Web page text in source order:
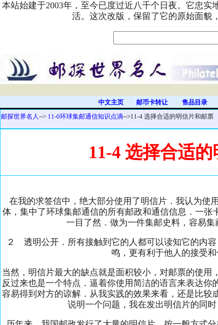
本站始建于2003年，至今已度过近八千个日夜。它忠
活。这次改版，保留了它的原始面貌
中文主页 邮币卡转让
售品目录
邮探世界名人--> 11-0环球集邮通信知识点滴-->11-4 选择合适的明信片和邮票
11-4 选择合适
在我的求签信中，绝大部分使用了明信片．我认为
体，集中了环球集邮通信的所有邮政和通信信息．一
一目了然．做为一件集邮史料，容易
２ 透明公开．所有接触到它的人都可以读知它的内
鸣，更有利于他人的接受
当然，明信片最大的缺点就是面积较小，对邮票的使用
反过来也是一个特点．逼着你使用简洁的语言来表达你
容易得到对方的谅解．从我实践的效果来看，还是比较
说明一个问题，我在发出明信片的同